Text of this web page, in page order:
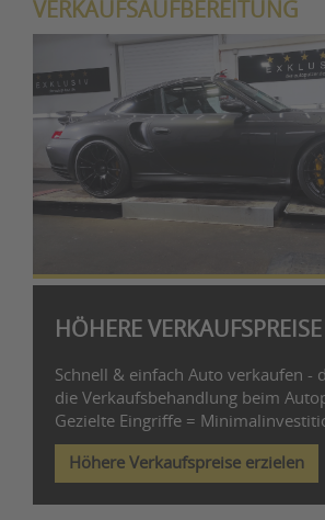
VERKAUFSAUFBEREITUNG
HÖHERE
Schnell & einfach Auto verkaufen -
die Verkaufsbehandlung beim
Gezielte Eingriffe =
Höhere Verkaufspreise erzielen